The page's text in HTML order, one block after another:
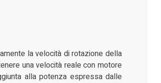
la velocità di rotazione della
una velocità reale con motore
alla potenza espressa dalle